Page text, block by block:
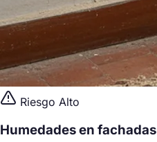
Riesgo Alto
Humedades en fachadas